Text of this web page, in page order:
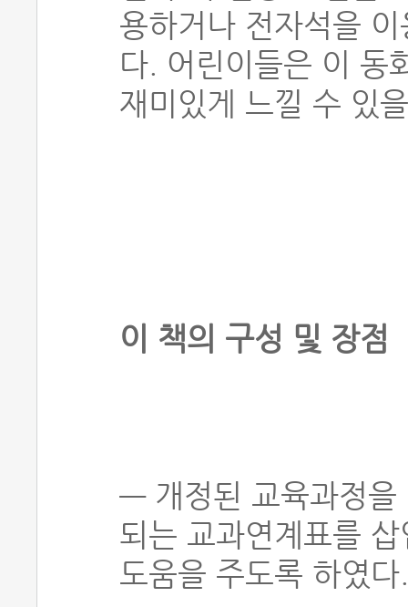
용하거나 전자석을
다. 어린이들은 이 동
재미있게 느낄 수 있
이 책의 구성 및 장점
― 개정된 교육과정을
되는 교과연계표를
도움을 주도록 하였다.